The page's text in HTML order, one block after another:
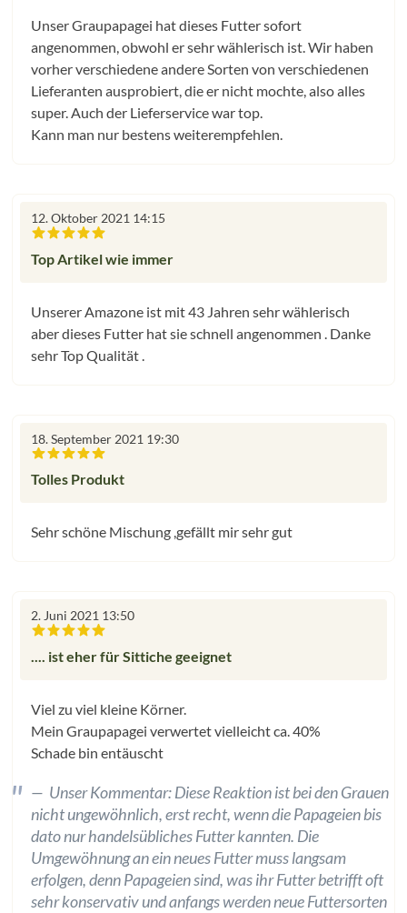
Unser Graupapagei hat dieses Futter sofort
angenommen, obwohl er sehr wählerisch ist. Wir haben
vorher verschiedene andere Sorten von verschiedenen
Lieferanten ausprobiert, die er nicht mochte, also alles
super. Auch der Lieferservice war top.
Kann man nur bestens weiterempfehlen.
12. Oktober 2021 14:15
Top Artikel wie immer
Unserer Amazone ist mit 43 Jahren sehr wählerisch
aber dieses Futter hat sie schnell angenommen . Danke
sehr Top Qualität .
18. September 2021 19:30
Tolles Produkt
Sehr schöne Mischung ,gefällt mir sehr gut
2. Juni 2021 13:50
.... ist eher für Sittiche geeignet
Viel zu viel kleine Körner.
Mein Graupapagei verwertet vielleicht ca. 40%
Schade bin entäuscht
Unser Kommentar: Diese Reaktion ist bei den Grauen
nicht ungewöhnlich, erst recht, wenn die Papageien bis
dato nur handelsübliches Futter kannten. Die
Umgewöhnung an ein neues Futter muss langsam
erfolgen, denn Papageien sind, was ihr Futter betrifft oft
sehr konservativ und anfangs werden neue Futtersorten